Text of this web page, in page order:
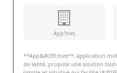
App'Ines
**App&#039;Ines**, application
de santé, propose une solution